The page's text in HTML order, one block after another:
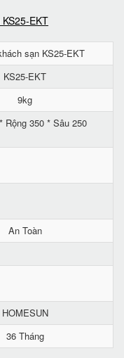
sạn KS25-EKT
KS25-EKT
9kg
Rộng 350 * Sâu 250
An Toàn
HOMESUN
36 Tháng